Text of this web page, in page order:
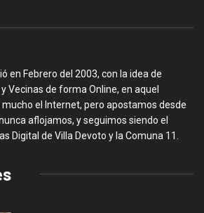
en Febrero del 2003, con la idea de
Vecinas de forma Online, en aquel
el Internet, pero apostamos desde
aflojamos, y seguimos siendo el
Digital de Villa Devoto y la Comuna 11.